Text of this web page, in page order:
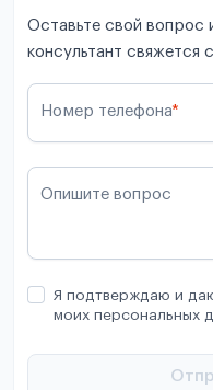
Оставьте свой вопрос
консультант свяжется
Номер телефона*
Опишите вопрос
Я подтверждаю и
моих персональных